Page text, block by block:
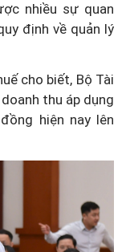
nhiều sự quan
định về quản lý
cho biết, Bộ Tài
thu áp dụng
hiện nay lên